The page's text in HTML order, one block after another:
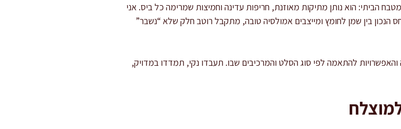
הביתי: הוא נותן מתיקות מאוזנת, חריפות עדינה וחמיצות שמרימה כל ביס. אני
הנכון בין שמן לחומץ ומייצבים אמולסיה טובה, מתקבל רוטב חלק שלא “נשבר”
להתאמה לפי סוג הסלט והמרכיבים שבו. תעבדו נקי, תמדדו במדויק,